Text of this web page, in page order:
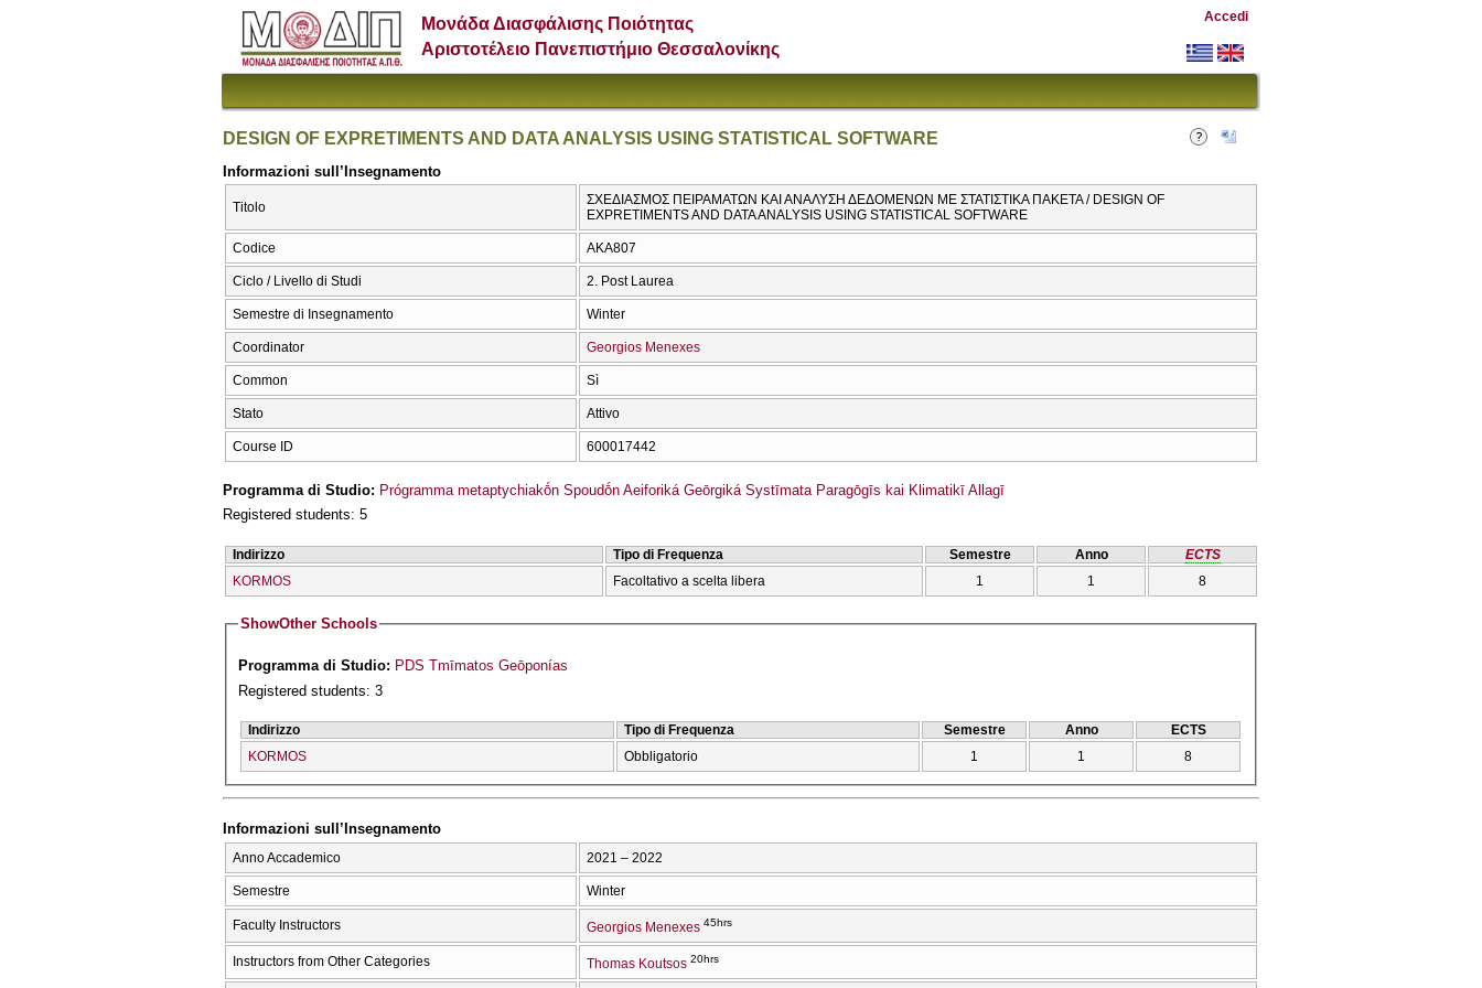
Μονάδα Διασφάλισης Ποιότητας
Αριστοτέλειο Πανεπιστήμιο Θεσσαλονίκης
Accedi
DESIGN OF EXPRETIMENTS AND DATA ANALYSIS USING STATISTICAL SOFTWARE
Informazioni sull’Insegnamento
Titolo
ΣΧΕΔΙΑΣΜΟΣ ΠΕΙΡΑΜΑΤΩΝ ΚΑΙ ΑΝΑΛΥΣΗ ΔΕΔΟΜΕΝΩΝ ΜΕ ΣΤΑΤΙΣΤΙΚΑ ΠΑΚΕΤΑ / DESIGN OF
EXPRETIMENTS AND DATA ANALYSIS USING STATISTICAL SOFTWARE
Codice AKA807
Ciclo / Livello di Studi 2. Post Laurea
Semestre di Insegnamento Winter
Coordinator Georgios Menexes
Common Sì
Stato Attivo
Course ID 600017442
Programma di Studio: Prógramma metaptychiakṓn Spoudṓn Aeiforiká Geōrgiká Systīmata Paragōgīs kai Klimatikī Allagī
Registered students: 5
Indirizzo Tipo di Frequenza Semestre Anno
ECTS
KORMOS
Facoltativo a scelta libera 1 1 8
ShowOther Schools
Programma di Studio: PDS Tmīmatos Geōponías
Registered students: 3
Indirizzo Tipo di Frequenza Semestre Anno
ECTS
KORMOS
Obbligatorio 1 1 8
Informazioni sull’Insegnamento
Anno Accademico 2021 – 2022
Semestre Winter
Faculty Instructors Georgios Menexes 45hrs
Instructors from Other Categories Thomas Koutsos 20hrs